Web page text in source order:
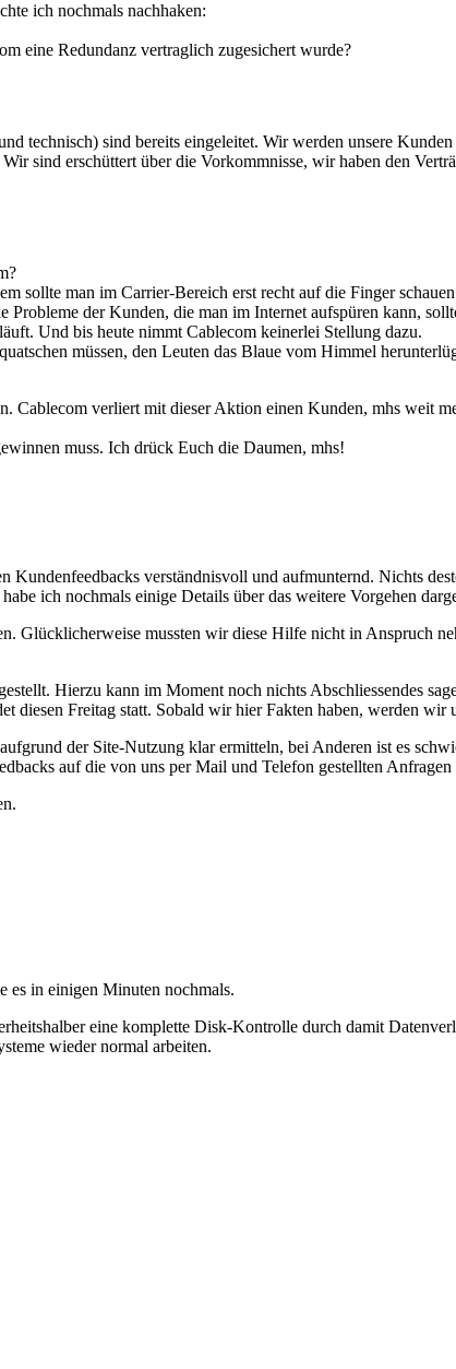
ich nochmals nachhaken:
eine Redundanz vertraglich zugesichert wurde?
technisch) sind bereits eingeleitet. Wir werden unsere
sind erschüttert über die Vorkommnisse, wir haben den
sollte man im Carrier-Bereich erst recht auf die Finger
der Kunden, die man im Internet aufspüren kann,
Und bis heute nimmt Cablecom keinerlei Stellung dazu.
müssen, den Leuten das Blaue vom Himmel
Cablecom verliert mit dieser Aktion einen Kunden, mhs weit
muss. Ich drück Euch die Daumen, mhs!
verständnisvoll und aufmunternd. Nichts
ich nochmals einige Details über das weitere Vorgehen
Glücklicherweise mussten wir diese Hilfe nicht in Anspruch
Hierzu kann im Moment noch nichts Abschliessendes
diesen Freitag statt. Sobald wir hier Fakten haben, werden wir
der Site-Nutzung klar ermitteln, bei Anderen ist es
auf die von uns per Mail und Telefon gestellten
es in einigen Minuten nochmals.
eine komplette Disk-Kontrolle durch damit
wieder normal arbeiten.